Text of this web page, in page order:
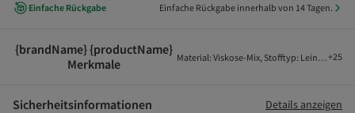
Einfache Rückgabe Einfache Rückgabe innerhalb von 14 Tagen.
{brandName} {productName}
Merkmale
Material: Viskose-Mix, Stofftyp: Leinen,
+25
Sicherheitsinformationen Details anzeigen